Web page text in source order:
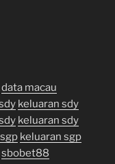
data macau
keluaran sdy
keluaran sdy
keluaran sgp
sbobet88